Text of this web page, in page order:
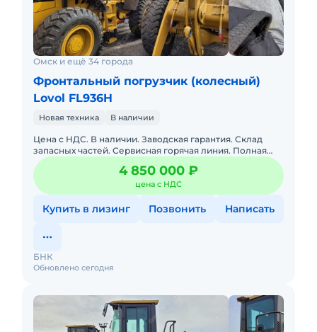
Омск и ещё 34 города
Фронтальный погрузчик (колесный)
Lovol FL936H
Новая техника В наличии
Цена с НДС. В наличии. Заводская гарантия. Склад
запасных частей. Сервисная горячая линия. Полная
документация. двигатель WEICHAI WP6G125Е22
ЕВРО2
4 850 000 ₽
цена с НДС
Купить в лизинг Позвонить Написать
Обновлено сегодня
БНК